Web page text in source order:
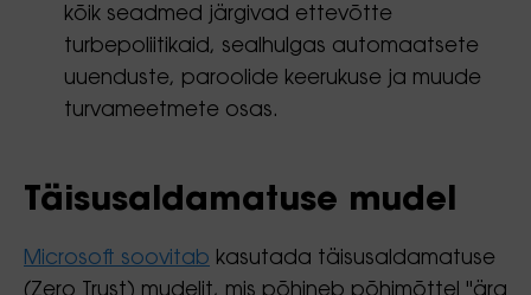
kõik seadmed järgivad ettevõtte
turbepoliitikaid, sealhulgas automaatsete
uuenduste, paroolide keerukuse ja muude
turvameetmete osas.
Täisusaldamatuse mudel
Microsoft soovitab kasutada täisusaldamatuse
(Zero Trust) mudelit, mis põhineb põhimõttel "ära